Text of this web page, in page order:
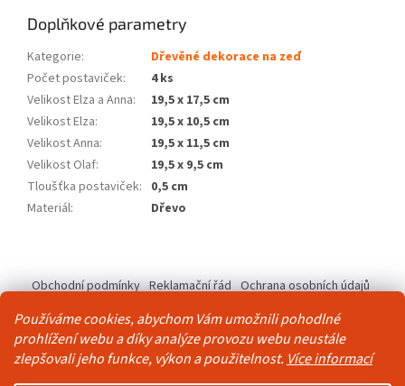
Používáme cookies, abychom Vám umožnili pohodlné
prohlížení webu a díky analýze provozu webu neustále
zlepšovali jeho funkce, výkon a použitelnost. Více informací
Doplňkové parametry
Kategorie:
Dřevěné dekorace na zeď
Počet postaviček:
4 ks
Velikost Elza a Anna:
19,5 x 17,5 cm
Velikost Elza:
19,5 x 10,5 cm
Velikost Anna:
19,5 x 11,5 cm
Velikost Olaf:
19,5 x 9,5 cm
Tloušťka postaviček: 0,5 cm
Materiál: Dřevo
p
Obchodní podmínky Reklamační řád Ochrana osobních údajů